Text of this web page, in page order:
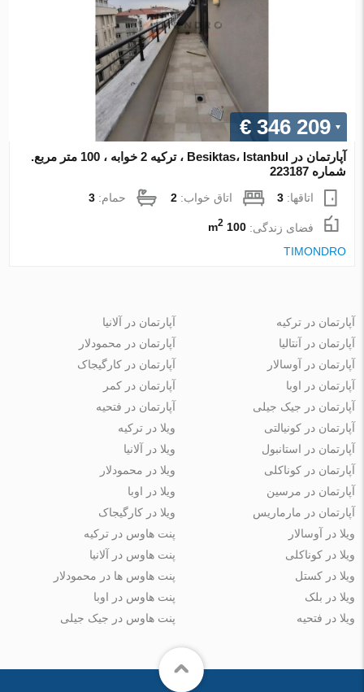
€ 346 209
آپارتمان در Besiktas، Istanbul ، ترکیه 2 خوابه ، 100 متر مربع.
شماره 223187
اتاقها:3 اتاق خواب:2 حمام:3
فضای زندگی:100 m
2
TIMONDRO
آپارتمان در ترکیه
آپارتمان در آنتالیا
آپارتمان در آوسالار
آپارتمان در اوبا
آپارتمان در جیک جیلی
آپارتمان در آلانیا
آپارتمان در محمودلار
آپارتمان در کارگیجاک
آپارتمان در کمر
آپارتمان در فتحیه
آپارتمان در کونیالتی
آپارتمان در استانبول
آپارتمان در کوناکلی
آپارتمان در مرسین
آپارتمان در مارماریس
ویلا در ترکیه
ویلا در آلانیا
ویلا در محمودلار
ویلا در اوبا
ویلا در کارگیجاک
ویلا در آوسالار
ویلا در کوناکلی
ویلا در کستل
ویلا در بلک
ویلا در فتحیه
پنت هاوس در ترکیه
پنت هاوس در آلانیا
پنت هاوس ها در محمودلار
پنت هاوس در اوبا
پنت هاوس در جیک جیلی